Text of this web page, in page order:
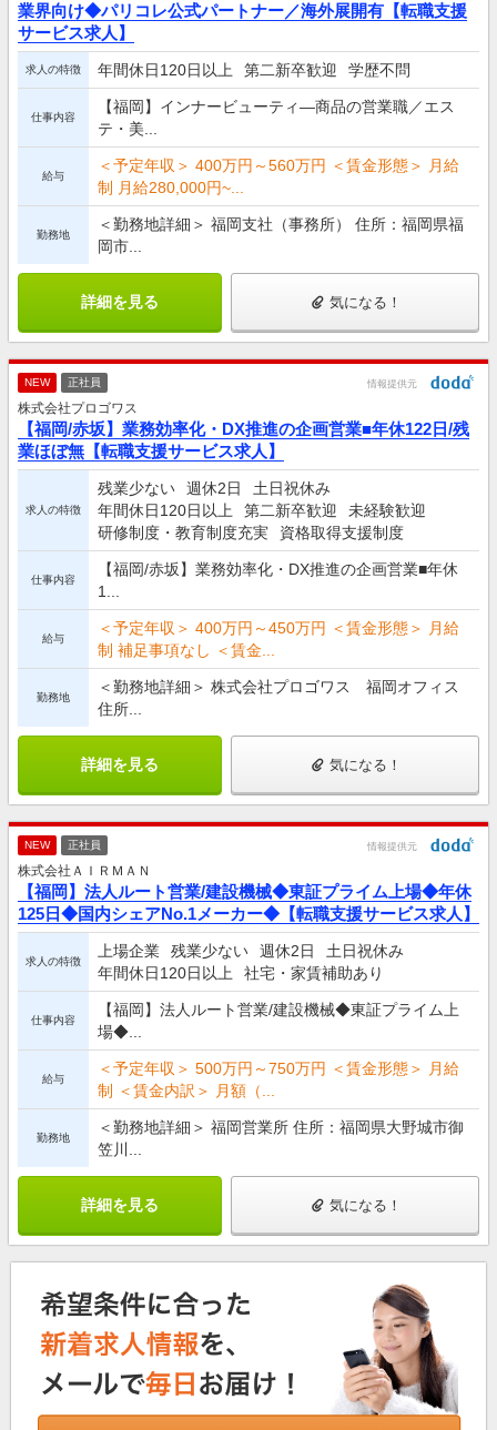
業界向け◆パリコレ公式パートナー／海外展開有【転職支援
サービス求人】
求人の特徴 年間休日120日以上 第二新卒歓迎 学歴不問
仕事内容
【福岡】インナービューティ―商品の営業職／エス
テ・美...
給与
＜予定年収＞ 400万円～560万円 ＜賃金形態＞ 月給
制 月給280,000円~...
勤務地
＜勤務地詳細＞ 福岡支社（事務所） 住所：福岡県福
岡市...
詳細を見る 気になる！
NEW 正社員 情報提供元
株式会社プロゴワス
【福岡/赤坂】業務効率化・DX推進の企画営業■年休122日/残
業ほぼ無【転職支援サービス求人】
求人の特徴
残業少ない 週休2日
土日祝休み
年間休日120日以上
第二新卒歓迎
未経験歓迎
研修制度・教育制度充実
資格取得支援制度
仕事内容
【福岡/赤坂】業務効率化・DX推進の企画営業■年休
1...
給与
＜予定年収＞ 400万円～450万円 ＜賃金形態＞ 月給
制 補足事項なし ＜賃金...
勤務地
＜勤務地詳細＞ 株式会社プロゴワス 福岡オフィス
住所...
詳細を見る 気になる！
NEW 正社員 情報提供元
株式会社ＡＩＲＭＡＮ
【福岡】法人ルート営業/建設機械◆東証プライム上場◆年休
125日◆国内シェアNo.1メーカー◆【転職支援サービス求人】
求人の特徴
上場企業 残業少ない 週休2日
土日祝休み
年間休日120日以上
社宅・家賃補助あり
仕事内容
【福岡】法人ルート営業/建設機械◆東証プライム上
場◆...
給与
＜予定年収＞ 500万円～750万円 ＜賃金形態＞ 月給
制 ＜賃金内訳＞ 月額（...
勤務地
＜勤務地詳細＞ 福岡営業所 住所：福岡県大野城市御
笠川...
詳細を見る 気になる！